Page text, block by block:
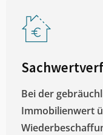
Bei der
Immobilienwert